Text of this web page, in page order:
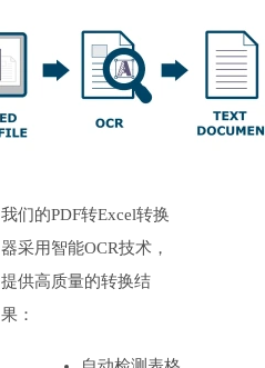
我们的PDF转Excel转换
器采用智能OCR技术，
提供高质量的转换结
果：